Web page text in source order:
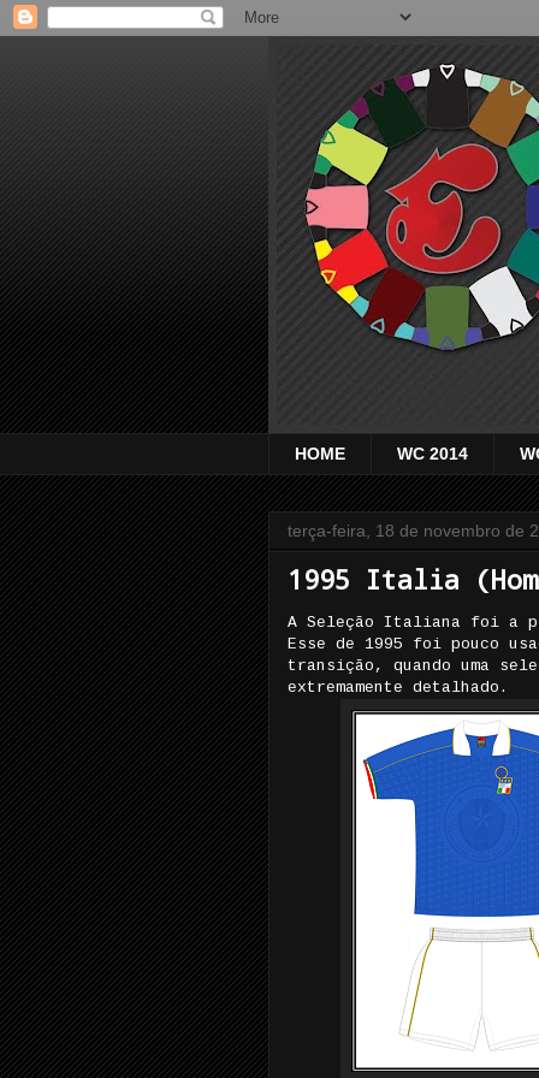
HOME WC 2014
terça-feira, 18 de novembro de
1995 Italia
A Seleção Italiana foi a
Esse de 1995 foi pouco
transição, quando uma
extremamente detalhado.